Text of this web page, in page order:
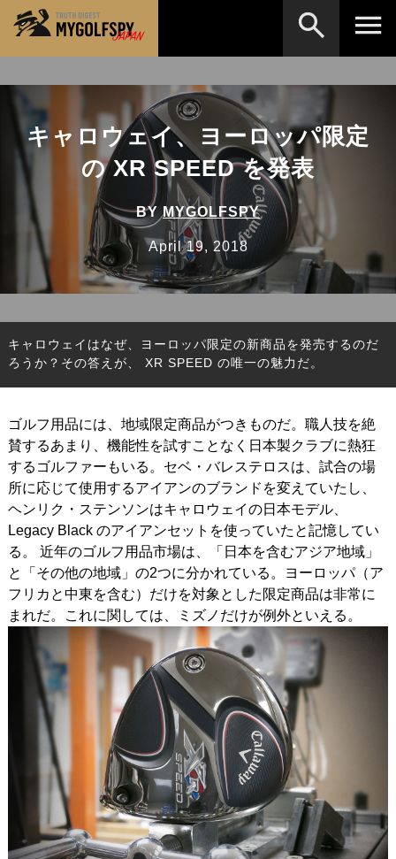
キャロウェイ、ヨーロッパ限定
の XR SPEED を発表
BYMYGOLFSPY
April 19, 2018
キャロウェイはなぜ、ヨーロッパ限定の新商品を発売するのだ
ろうか？その答えが、 XR SPEED の唯一の魅力だ。
ゴルフ用品には、地域限定商品がつきものだ。職人技を絶
賛するあまり、機能性を試すことなく日本製クラブに熱狂
するゴルファーもいる。セベ・バレステロスは、試合の場
所に応じて使用するアイアンのブランドを変えていたし、
ヘンリク・ステンソンはキャロウェイの日本モデル、
Legacy Black のアイアンセットを使っていたと記憶してい
る。 近年のゴルフ用品市場は、「日本を含むアジア地域」
と「その他の地域」の2つに分かれている。ヨーロッパ（ア
フリカと中東を含む）だけを対象とした限定商品は非常に
まれだ。これに関しては、ミズノだけが例外といえる。
MOST WANTED テストランキング
NEW RELEASES 新製品情報
HOW TO ゴルフ上達・実践テクニック
LAB テスト・データ検証
Golf News ゴルフニュース
REVIEWS 製品レビュー
FAIRWAY WOODS フェアウェイウッド
HYBRIDS ハイブリッド
IRONS アイアン
WEDGES ウェッジ
PUTTERS パター
OTHER その他
Editor’s Picks 編集部のおすすめ
Our Team 私たちのチーム
Our Mission 私たちの使命
ABOUT US MyGolfSpyJapanとは？
※メーカー名やクラブ名など、検索したい事柄を入
力してください。
検索